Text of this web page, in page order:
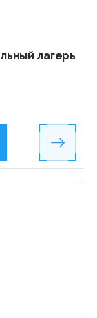
лагерь